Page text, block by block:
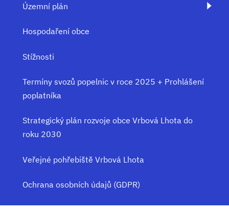
Územní plán
Hospodaření obce
Stížnosti
Termíny svozů popelnic v roce 2025 + Prohlášení
poplatníka
Strategický plán rozvoje obce Vrbová Lhota do
roku 2030
Veřejné pohřebiště Vrbová Lhota
Ochrana osobních údajů (GDPR)